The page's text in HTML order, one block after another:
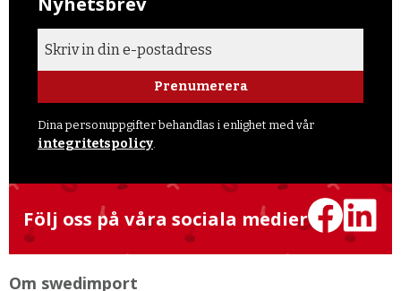
Prenumerera
Dina personuppgifter behandlas i enlighet med vår
integritetspolicy
Följ oss på våra sociala medier
Om swedimport